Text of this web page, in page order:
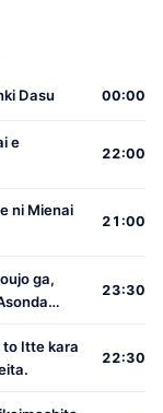
Dasu 00:00
e
22:00
ni Mienai
21:00
ga,
23:30
to Itte kara
22:30